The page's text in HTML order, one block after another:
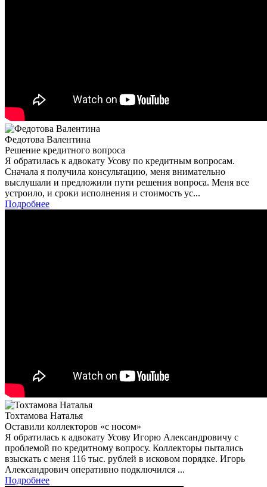
Федотова Валентина
Решение кредитного вопроса
Я обратилась к адвокату Усову по кредитным вопросам.
Сначала я получила консультацию, меня внимательно
выслушали и предложили пути решения вопроса. Меня все
устроило, и сроки исполнения и стоимость ус...
Подробнее
Тохтамова Наталья
Оставили коллекторов «с носом»
Я обратилась к адвокату Усову Игорю Александровичу с
проблемой по кредитному вопросу. Коллекторы пытались
взыскать с меня 116 тыс. рублей в исковом порядке. Игорь
Александрович оперативно подключился ...
Подробнее